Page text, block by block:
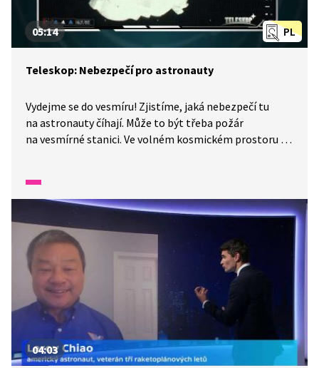
PL
05:14
Teleskop: Nebezpečí pro astronauty
Vydejme se do vesmíru! Zjistíme, jaká nebezpečí tu
na astronauty číhají. Může to být třeba požár
na vesmírné stanici. Ve volném kosmickém prostoru je
04:03